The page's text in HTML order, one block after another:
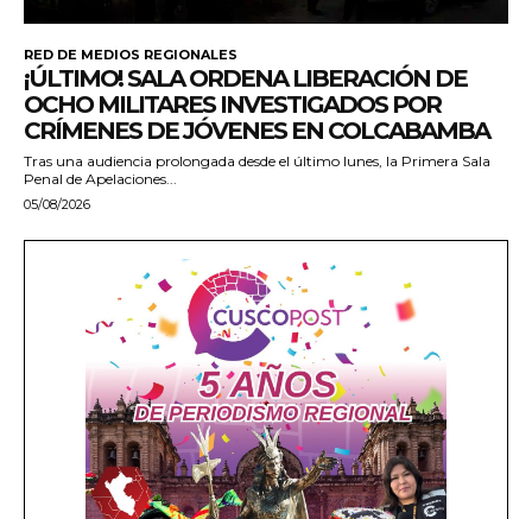
RED DE MEDIOS REGIONALES
¡ÚLTIMO! SALA ORDENA LIBERACIÓN DE
OCHO MILITARES INVESTIGADOS POR
CRÍMENES DE JÓVENES EN COLCABAMBA
Tras una audiencia prolongada desde el último lunes, la Primera Sala
Penal de Apelaciones...
05/08/2026